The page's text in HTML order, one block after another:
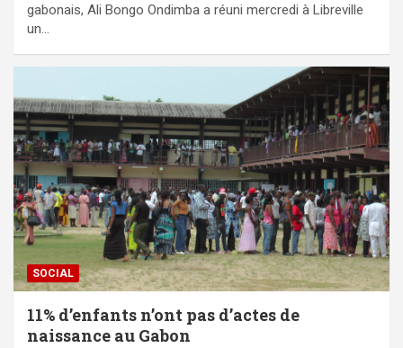
gabonais, Ali Bongo Ondimba a réuni mercredi à Libreville
un…
SOCIAL
11% d’enfants n’ont pas d’actes de
naissance au Gabon